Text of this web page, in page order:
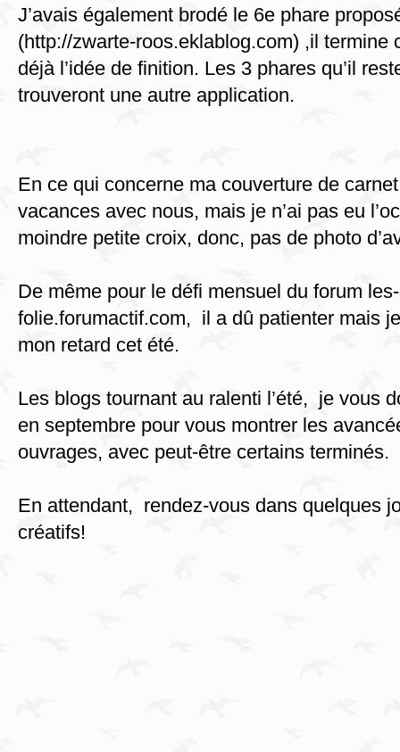
J’avais également brodé le 6e phare
(http://zwarte-roos.eklablog.com) ,il termine
déjà l’idée de finition. Les 3 phares qu’il
trouveront une autre application.
En ce qui concerne ma couverture de
vacances avec nous, mais je n’ai pas eu
moindre petite croix, donc, pas de photo
De même pour le défi mensuel du forum
folie.forumactif.com, il a dû patienter mais
mon retard cet été.
Les blogs tournant au ralenti l’été, je vous
en septembre pour vous montrer les
ouvrages, avec peut-être certains terminés.
En attendant, rendez-vous dans quelques
créatifs!